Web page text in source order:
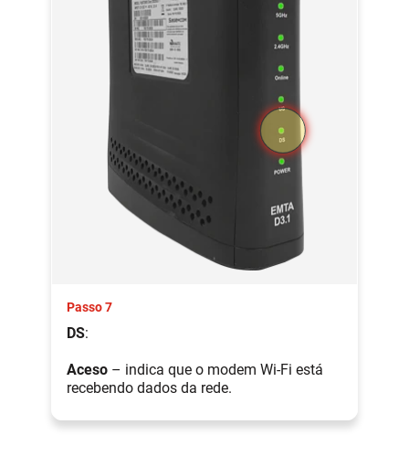
Passo 7
DS:
Aceso – indica que o modem Wi-Fi está
recebendo dados da rede.